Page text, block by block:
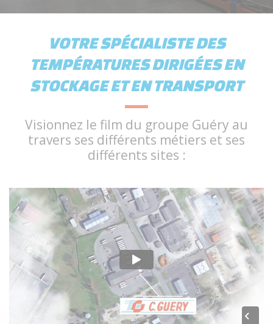
VOTRE SPÉCIALISTE DES
TEMPÉRATURES DIRIGÉES EN
STOCKAGE ET EN TRANSPORT
Visionnez le film du groupe Guéry au
travers ses différents métiers et ses
différents sites :